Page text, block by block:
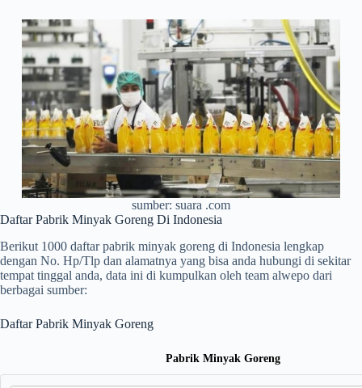
sumber: suara .com
Daftar Pabrik Minyak Goreng Di Indonesia
Berikut 1000 daftar pabrik minyak goreng di Indonesia lengkap
dengan No. Hp/Tlp dan alamatnya yang bisa anda hubungi di sekitar
tempat tinggal anda, data ini di kumpulkan oleh team alwepo dari
berbagai sumber:
Daftar Pabrik Minyak Goreng
Pabrik Minyak Goreng